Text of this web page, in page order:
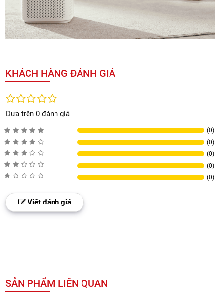
KHÁCH HÀNG ĐÁNH GIÁ
Dựa trên 0 đánh giá
(0)
(0)
(0)
(0)
(0)
Viết đánh giá
SẢN PHẨM LIÊN QUAN